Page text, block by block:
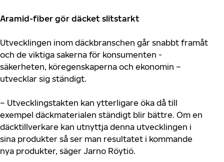
Aramid-fiber gör däcket slitstarkt
Utvecklingen inom däckbranschen går snabbt framåt
och de viktiga sakerna för konsumenten -
säkerheten, köregenskaperna och ekonomin –
utvecklar sig ständigt.
– Utvecklingstakten kan ytterligare öka då till
exempel däckmaterialen ständigt blir bättre. Om en
däcktillverkare kan utnyttja denna utvecklingen i
sina produkter så ser man resultatet i kommande
nya produkter, säger Jarno Röytiö.